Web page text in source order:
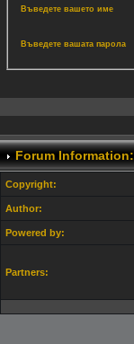
Въведете вашето име
Въведете вашата парола
Forum Information:
Copyright:
Author:
Powered by:
Partners: